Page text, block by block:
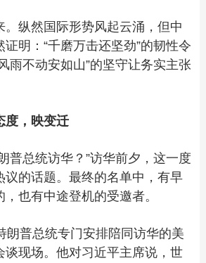
纵然国际形势风起云涌，但中
明：“千磨万击还坚劲”的韧性令
雨不动安如山”的坚守让务实主张
度，映变迁
总统访华？”访华前夕，这一度
议的话题。最终的名单中，有早
也有中途登机的受邀者。
普总统专门安排陪同访华的美
谈现场。他对习近平主席说，世